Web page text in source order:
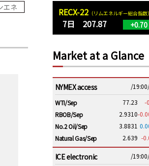
エネ RECX-22 （リムエネルギー総合指数）
7日 207.87 +0.70
Market at a Glance
NYMEX access
/
WTI/Sep
77.23
-
RBOB/Sep
2.9310-
No.2 Oil/Sep
3.8831
Natural Gas/Sep
2.639 -
ICE electronic
/